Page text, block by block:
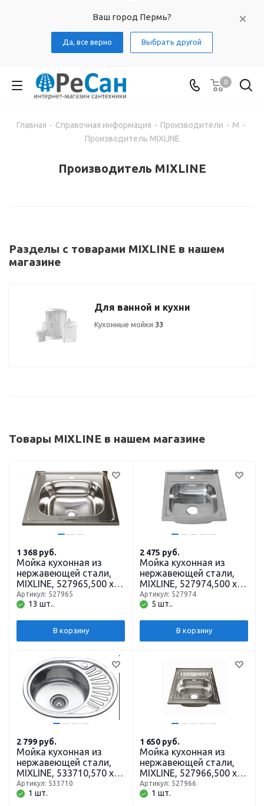
Ваш город Пермь?
Да, все верно Выбрать другой
0
Главная - Справочная информация - Производители - M -
Производитель MIXLINE
Производитель MIXLINE
Разделы с товарами MIXLINE в нашем
магазине
Для ванной и кухни
Кухонные мойки 33
Товары MIXLINE в нашем магазине
Мойка кухонная из
нержавеющей стали,
MIXLINE, 527965,500 x
500 мм, накладная,
квадратная, толщина
13 шт..
Артикул: 527965
1 368 руб.
В корзину
Мойка кухонная из
нержавеющей стали,
MIXLINE, 527974,500 x
600 мм, накладная,
прямоугольная,
сифоном
5 шт..
Артикул: 527974
2 475 руб.
В корзину
Мойка кухонная из
нержавеющей стали,
MIXLINE, 533710,570 x
450 мм, врезная,
овальная, правая,
1 шт.
Артикул: 533710
2 799 руб.
Мойка кухонная из
нержавеющей стали,
MIXLINE, 527966,500 x
600 мм, накладная,
прямоугольная,
1 шт.
Артикул: 527966
1 650 руб.